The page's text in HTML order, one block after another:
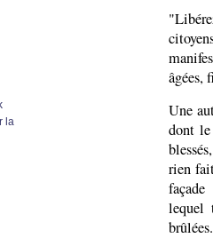
la
âgées,
Une
dont
rien
lequel
brûlées.